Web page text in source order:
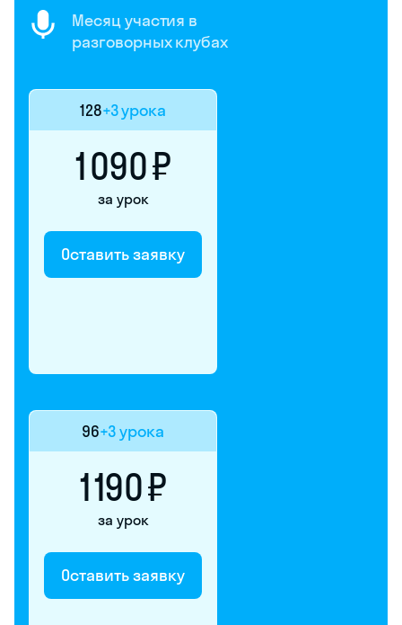
Месяц участия в
разговорных клубах
128+3 урока
1 090 ₽
за урок
Оставить заявку
96+3 урока
1 190 ₽
за урок
Оставить заявку